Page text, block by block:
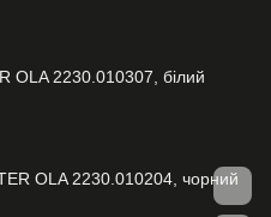
OLA 2230.010307, білий